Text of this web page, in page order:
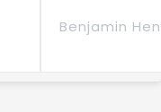
Benjamin